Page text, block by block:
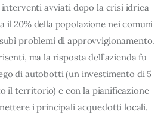
avviati dopo la crisi idrica
il 20% della popolazione nei comuni
problemi di approvvigionamento.
ma la risposta dell’azienda fu
di autobotti (un investimento di 5
il territorio) e con la pianificazione
i principali acquedotti locali.